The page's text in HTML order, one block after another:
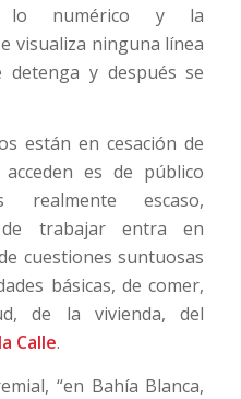
lo numérico y la
visualiza ninguna línea
y después se
están en cesación de
es de público
realmente escaso,
trabajar entra en
cuestiones suntuosas
básicas, de comer,
de la vivienda, del
Calle.
“en Bahía Blanca,